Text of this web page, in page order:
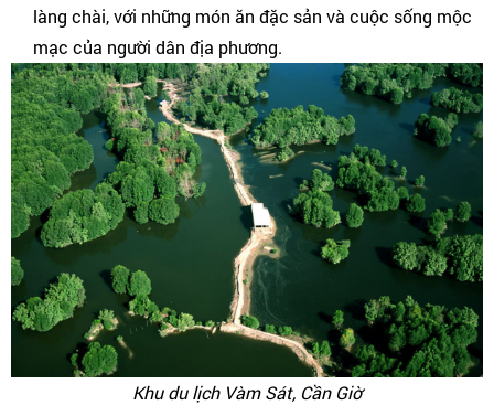
làng chài, với những món ăn đặc sản và cuộc sống mộc
mạc của người dân địa phương.
Khu du lịch Vàm Sát, Cần Giờ